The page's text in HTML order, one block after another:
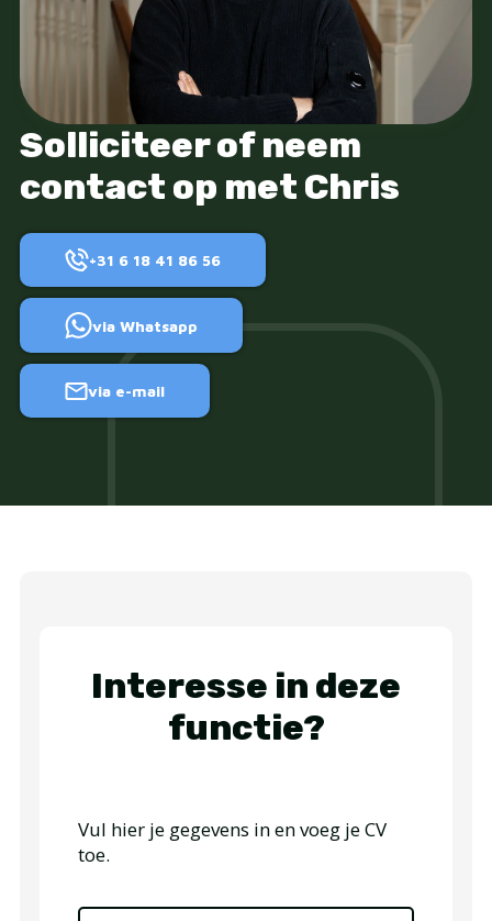
Solliciteer of neem
contact op met Chris
+31 6 18 41 86 56
via Whatsapp
via e-mail
Interesse in deze
functie?
Vul hier je gegevens in en voeg je CV
toe.